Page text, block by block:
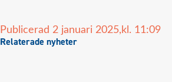
Publicerad 2 januari 2025, kl. 11:09
Relaterade nyheter